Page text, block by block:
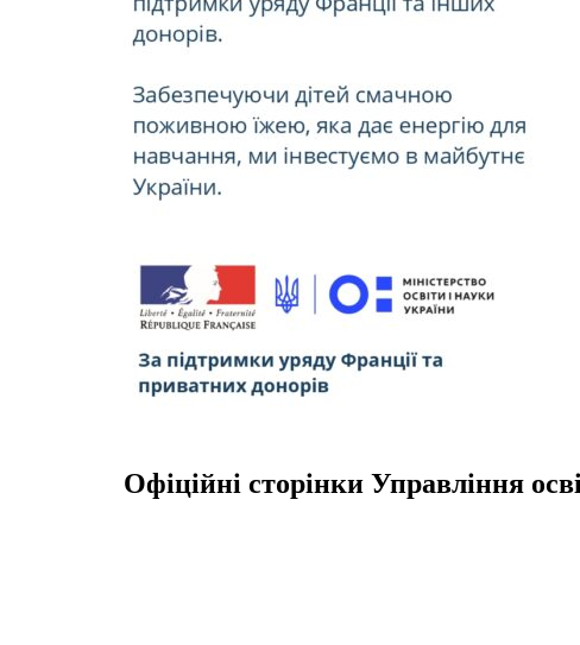
Офіційні сторінки Управління